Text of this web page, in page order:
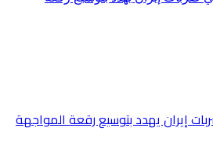
إيران يهدد بتوسيع رقعة المواجهة